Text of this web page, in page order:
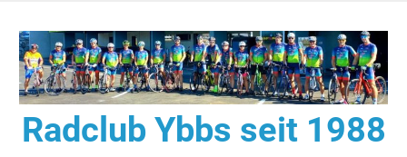
Inhalt
springen
Radclub Ybbs seit 1988